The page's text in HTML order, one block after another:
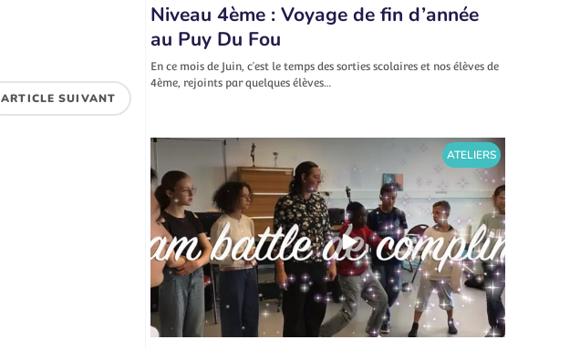
ARTICLE SUIVANT
Niveau 4ème : Voyage de fin d’année
au Puy Du Fou
En ce mois de Juin, c’est le temps des sorties scolaires et nos élèves de
4ème, rejoints par quelques élèves…
ATELIERS